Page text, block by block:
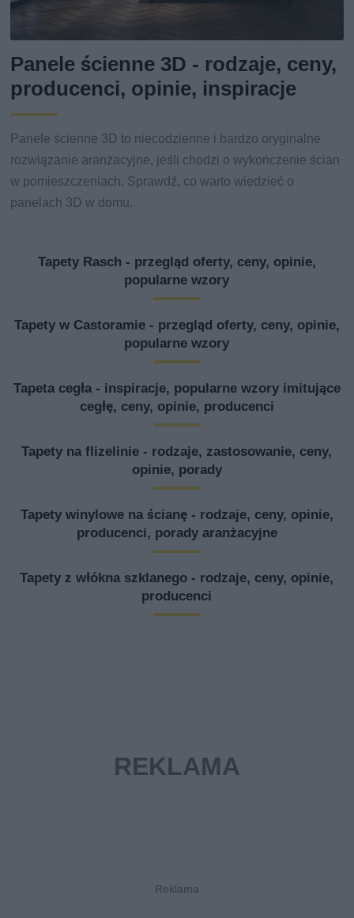
Panele ścienne 3D - rodzaje, ceny,
producenci, opinie, inspiracje
Panele ścienne 3D to niecodzienne i bardzo oryginalne
rozwiązanie aranżacyjne, jeśli chodzi o wykończenie ścian
w pomieszczeniach. Sprawdź, co warto wiedzieć o
panelach 3D w domu.
Tapety Rasch - przegląd oferty, ceny, opinie,
popularne wzory
Tapety w Castoramie - przegląd oferty, ceny, opinie,
popularne wzory
Tapeta cegła - inspiracje, popularne wzory imitujące
cegłę, ceny, opinie, producenci
Tapety na flizelinie - rodzaje, zastosowanie, ceny,
opinie, porady
Tapety winylowe na ścianę - rodzaje, ceny, opinie,
producenci, porady aranżacyjne
Tapety z włókna szklanego - rodzaje, ceny, opinie,
producenci